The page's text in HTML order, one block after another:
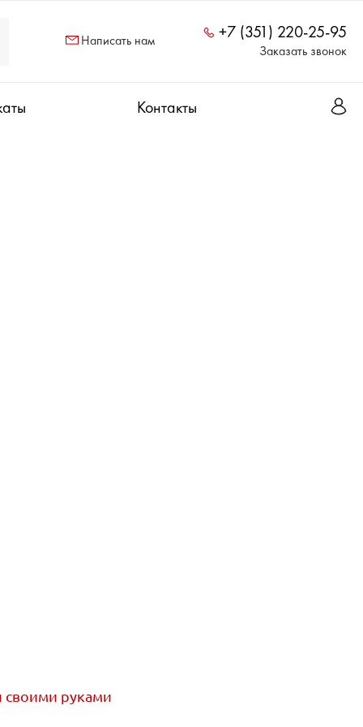
Написать нам +7 (351) 220-25-95
Заказать звонок
Контакты
своими руками